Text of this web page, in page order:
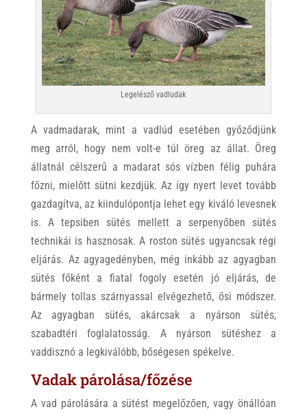
Legelésző vadludak
A vadmadarak, mint a vadlúd esetében győződjünk
meg arról, hogy nem volt-e túl öreg az állat. Öreg
állatnál célszerű a madarat sós vízben félig puhára
főzni, mielőtt sütni kezdjük. Az így nyert levet tovább
gazdagítva, az kiindulópontja lehet egy kiváló levesnek
is. A tepsiben sütés mellett a serpenyőben sütés
technikái is hasznosak. A roston sütés ugyancsak régi
eljárás. Az agyagedényben, még inkább az agyagban
sütés főként a fiatal fogoly esetén jó eljárás, de
bármely tollas szárnyassal elvégezhető, ősi módszer.
Az agyagban sütés, akárcsak a nyárson sütés,
szabadtéri foglalatosság. A nyárson sütéshez a
vaddisznó a legkiválóbb, bőségesen spékelve.
Vadak párolása/főzése
A vad párolására a sütést megelőzően, vagy önállóan